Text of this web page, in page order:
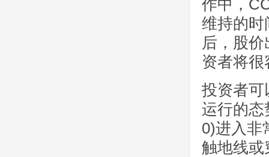
作中，
维持的时
后，股
资者将
投资者可
运行的态
0)进入非
触地线或